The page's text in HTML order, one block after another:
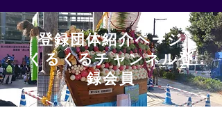
登録団体紹介ページ
​くるくるチャンネル登
録会員